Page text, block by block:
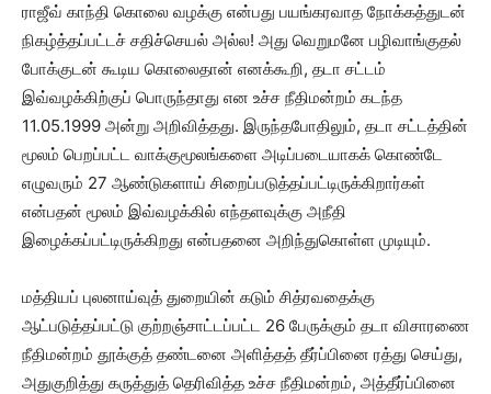
ராஜீவ் காந்தி கொலை வழக்கு என்பது பயங்கரவாத நோக்கத்துடன்
நிகழ்த்தப்பட்டச் சதிச்செயல் அல்ல! அது வெறுமனே பழிவாங்குதல்
போக்குடன் கூடிய கொலைதான் எனக்கூறி, தடா சட்டம்
இவ்வழக்கிற்குப் பொருந்தாது என உச்ச நீதிமன்றம் கடந்த
11.05.1999 அன்று அறிவித்தது. இருந்தபோதிலும், தடா சட்டத்தின்
மூலம் பெறப்பட்ட வாக்குமூலங்களை அடிப்படையாகக் கொண்டே
எழுவரும் 27 ஆண்டுகளாய் சிறைப்படுத்தப்பட்டிருக்கிறார்கள்
என்பதன் மூலம் இவ்வழக்கில் எந்தளவுக்கு அநீதி
இழைக்கப்பட்டிருக்கிறது என்பதனை அறிந்துகொள்ள முடியும்.
மத்தியப் புலனாய்வுத் துறையின் கடும் சித்ரவதைக்கு
ஆட்படுத்தப்பட்டு குற்றஞ்சாட்டப்பட்ட 26 பேருக்கும் தடா விசாரணை
நீதிமன்றம் தூக்குத் தண்டனை அளித்தத் தீர்ப்பினை ரத்து செய்து,
அதுகுறித்து கருத்துத் தெரிவித்த உச்ச நீதிமன்றம், அத்தீர்ப்பினை